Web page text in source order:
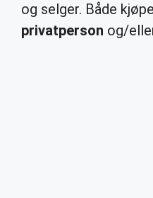
og selger. Både
privatperson og/